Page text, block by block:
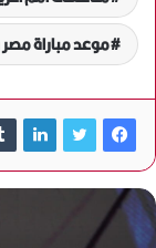
موعد مباراة